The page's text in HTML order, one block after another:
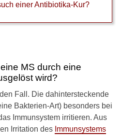
einer Antibiotika-Kur?
MS durch eine
wird?
Fall. Die dahintersteckende
Bakterien-Art) besonders bei
Immunsystem irritieren. Aus
Irritation des Immunsystems